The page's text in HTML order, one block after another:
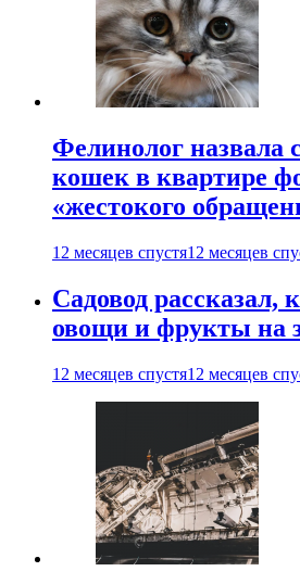
Фелинолог назвала
кошек в квартире
«жестокого
12 месяцев спустя12 месяцев
Садовод рассказал,
овощи и фрукты на
12 месяцев спустя12 месяцев